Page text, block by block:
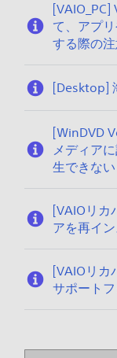
て、アプ
する際の
[Desktop]
[WinDVD
メディア
生できない
[VAIOリカ
アを再イ
[VAIOリカ
サポート